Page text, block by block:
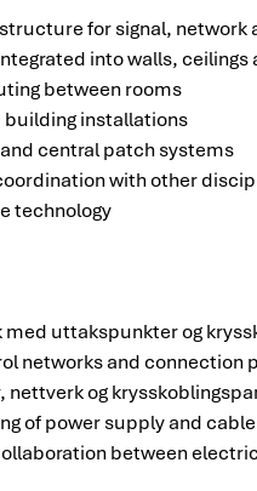
for signal, network
into walls, ceilings
between rooms
building installations
central patch systems
with other
technology
uttakspunkter og
networks and connection
nettverk og
of power supply and
between